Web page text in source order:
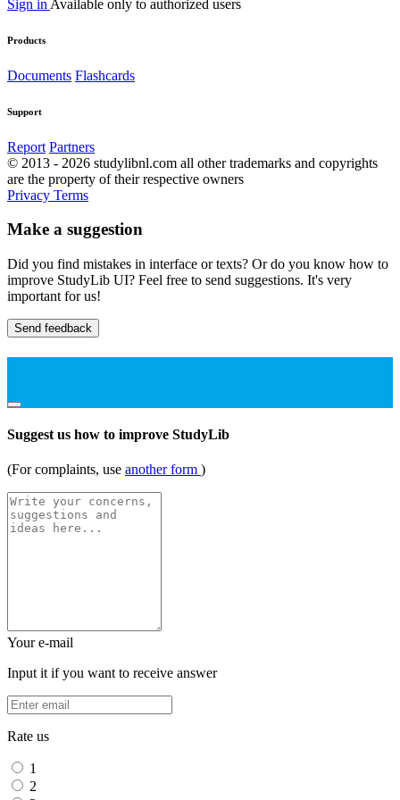
Sign in Available only to authorized users
Products
Documents Flashcards
Support
Report Partners
© 2013 - 2026 studylibnl.com all other trademarks and copyrights
are the property of their respective owners
Privacy Terms
Make a suggestion
Did you find mistakes in interface or texts? Or do you know how to
improve StudyLib UI? Feel free to send suggestions. It's very
important for us!
Send feedback
Suggest us how to improve StudyLib
(For complaints, use another form )
Your e-mail
Input it if you want to receive answer
Rate us
1
2